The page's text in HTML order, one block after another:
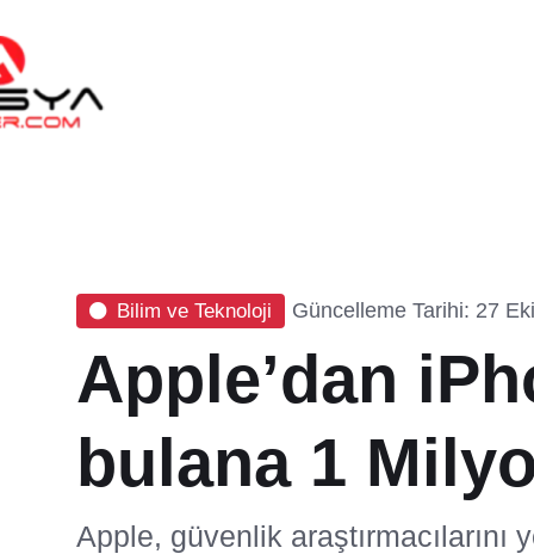
Bilim ve Teknoloji Güncelleme Tarihi: 27
Apple’dan
bulana 1
Apple, güvenlik